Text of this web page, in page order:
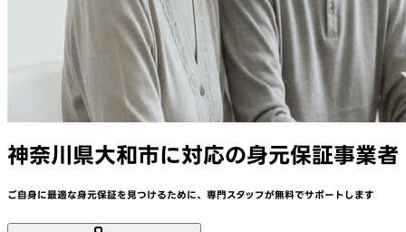
神奈川県大和市に対応の身元保証事業者
ご自身に最適な身元保証を見つけるために、 専門スタッフが無料でサポートします